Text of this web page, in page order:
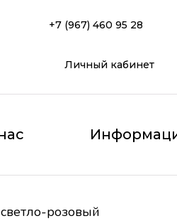
+7 (967) 460 95 28
Личный кабинет
розовый